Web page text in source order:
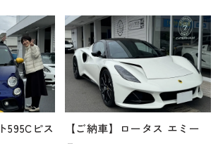
のご連絡方法意外にも、オンラインで
す。
ームにて、オンラインでのご連絡をご
595Cピス
【ご納車】ロータス エミー